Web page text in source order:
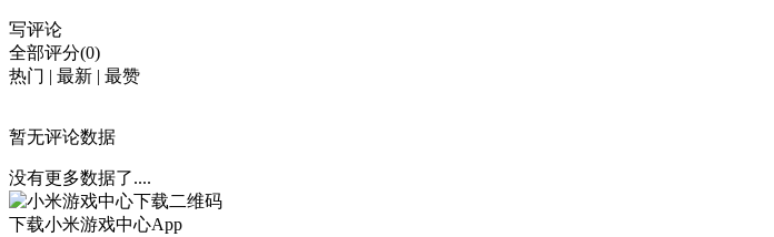
写评论
全部评分(0)
热门 | 最新 | 最赞
暂无评论数据
没有更多数据了....
下载小米游戏中心App